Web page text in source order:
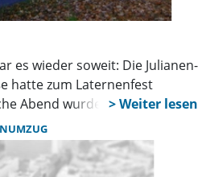
es wieder soweit: Die Julianen-
hatte zum Laternenfest
Abend wurde von
bunten Knicklichtern und
durften natürlich
nicht fehlen, womit